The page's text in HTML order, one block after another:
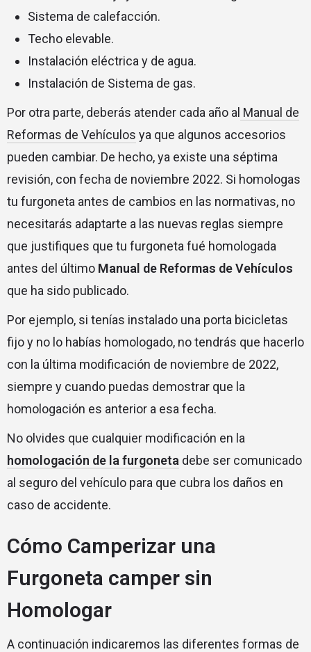
Sistema de calefacción.
Techo elevable.
Instalación eléctrica y de agua.
Instalación de Sistema de gas.
Por otra parte, deberás atender cada año al Manual de
Reformas de Vehículos ya que algunos accesorios
pueden cambiar. De hecho, ya existe una séptima
revisión, con fecha de noviembre 2022. Si homologas
tu furgoneta antes de cambios en las normativas, no
necesitarás adaptarte a las nuevas reglas siempre
que justifiques que tu furgoneta fué homologada
antes del último Manual de Reformas de Vehículos
que ha sido publicado.
Por ejemplo, si tenías instalado una porta bicicletas
fijo y no lo habías homologado, no tendrás que hacerlo
con la última modificación de noviembre de 2022,
siempre y cuando puedas demostrar que la
homologación es anterior a esa fecha.
No olvides que cualquier modificación en la
homologación de la furgoneta debe ser comunicado
al seguro del vehículo para que cubra los daños en
caso de accidente.
Cómo Camperizar una
Furgoneta camper sin
Homologar
A continuación indicaremos las diferentes formas de